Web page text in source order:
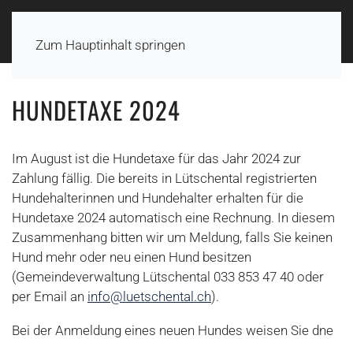
Zum Hauptinhalt springen
HUNDETAXE 2024
Im August ist die Hundetaxe für das Jahr 2024 zur
Zahlung fällig. Die bereits in Lütschental registrierten
Hundehalterinnen und Hundehalter erhalten für die
Hundetaxe 2024 automatisch eine Rechnung. In diesem
Zusammenhang bitten wir um Meldung, falls Sie keinen
Hund mehr oder neu einen Hund besitzen
(Gemeindeverwaltung Lütschental 033 853 47 40 oder
per Email an info@luetschental.ch).
Bei der Anmeldung eines neuen Hundes weisen Sie dne